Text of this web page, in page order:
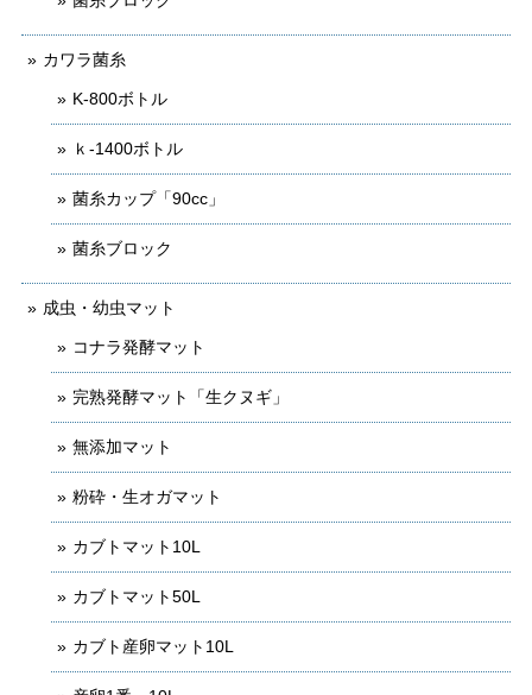
カワラ菌糸
K-800ボトル
ｋ-1400ボトル
菌糸カップ「90cc」
菌糸ブロック
成虫・幼虫マット
コナラ発酵マット
完熟発酵マット「生クヌギ」
無添加マット
粉砕・生オガマット
カブトマット10L
カブトマット50L
カブト産卵マット10L